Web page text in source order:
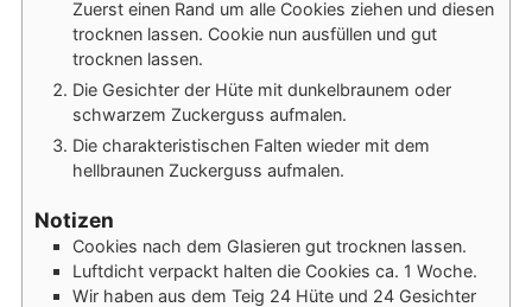
Zuerst einen Rand um alle Cookies ziehen und diesen
trocknen lassen. Cookie nun ausfüllen und gut
trocknen lassen.
Die Gesichter der Hüte mit dunkelbraunem oder
schwarzem Zuckerguss aufmalen.
Die charakteristischen Falten wieder mit dem
hellbraunen Zuckerguss aufmalen.
Notizen
Cookies nach dem Glasieren gut trocknen lassen.
Luftdicht verpackt halten die Cookies ca. 1 Woche.
Wir haben aus dem Teig 24 Hüte und 24 Gesichter